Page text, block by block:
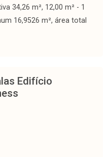
34,26 m², 12,00 m² - 1
16,9526 m², área total
Edifício